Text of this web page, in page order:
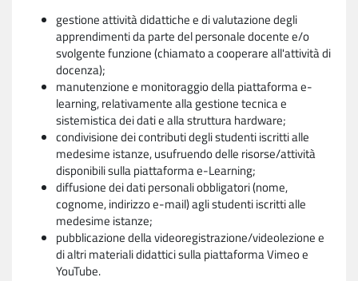
gestione attività didattiche e di valutazione degli
apprendimenti da parte del personale docente e/o
svolgente funzione (chiamato a cooperare all'attività di
docenza);
manutenzione e monitoraggio della piattaforma e-
learning, relativamente alla gestione tecnica e
sistemistica dei dati e alla struttura hardware;
condivisione dei contributi degli studenti iscritti alle
medesime istanze, usufruendo delle risorse/attività
disponibili sulla piattaforma e-Learning;
diffusione dei dati personali obbligatori (nome,
cognome, indirizzo e-mail) agli studenti iscritti alle
medesime istanze;
pubblicazione della videoregistrazione/videolezione e
di altri materiali didattici sulla piattaforma Vimeo e
YouTube.